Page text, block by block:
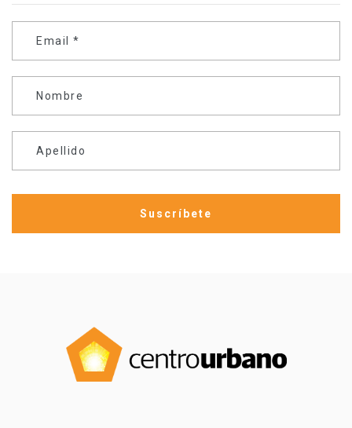
Email *
Nombre
Apellido